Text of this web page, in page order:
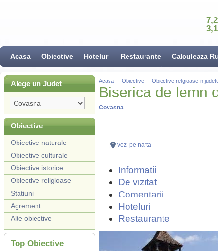
Acasa Obiective Hoteluri Restaurante Calculeaza
Alege un Judet
Obiective
Obiective naturale
Obiective culturale
Obiective istorice
Obiective religioase
Statiuni
Agrement
Alte obiective
Top Obiective
Acasa Obiective Obiective religioase in
Biserica de lemn
Covasna
vezi pe harta
Informatii
De vizitat
Comentarii
Hoteluri
Restaurante